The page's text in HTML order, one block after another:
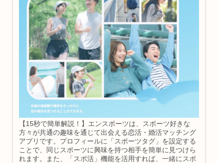
【15秒で簡単解説！】エンスポーツは、スポーツ好きな
方々が共通の趣味を通じて出会える恋活・婚活マッチング
アプリです。プロフィールに「スポーツタグ」を設定する
ことで、同じスポーツに興味を持つ相手を簡単に見つけら
れます。また、「スポ活」機能を活用すれば、一緒にスポ